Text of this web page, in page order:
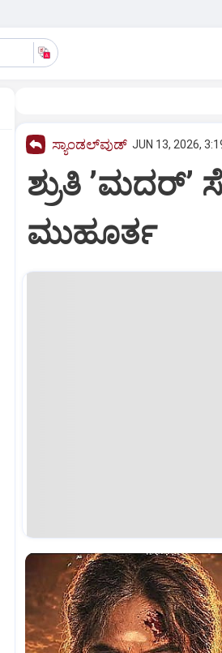
ಸ್ಯಾಂಡಲ್‌ವುಡ್‌ JUN 13, 2026,
ಶ್ರುತಿ
ಮುಹೂರ್ತ